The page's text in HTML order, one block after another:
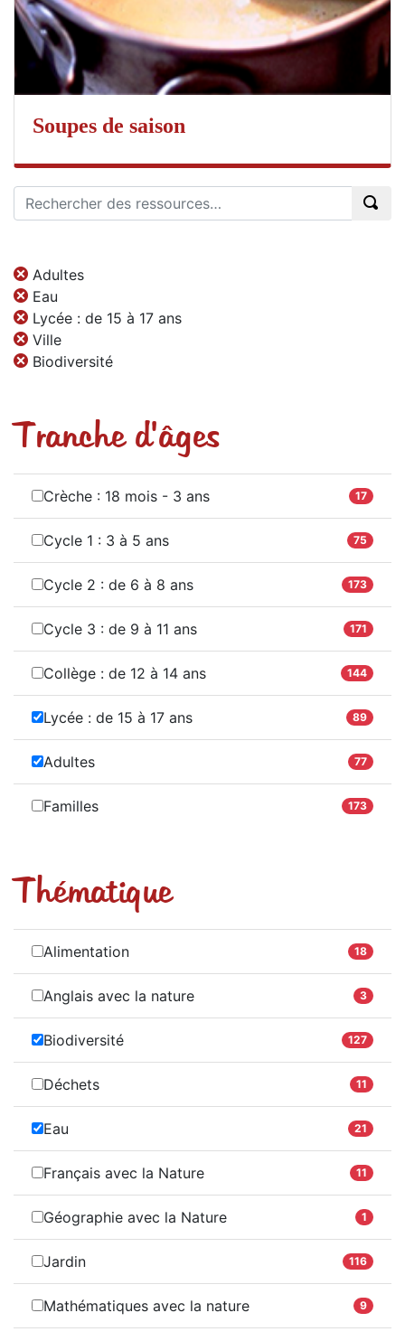
Soupes de saison
Adultes
Eau
Lycée : de 15 à 17 ans
Ville
Biodiversité
Tranche d'âges
Crèche : 18 mois - 3 ans 17
Cycle 1 : 3 à 5 ans 75
Cycle 2 : de 6 à 8 ans 173
Cycle 3 : de 9 à 11 ans 171
Collège : de 12 à 14 ans 144
Lycée : de 15 à 17 ans 89
Adultes 77
Familles 173
Thématique
Alimentation 18
Anglais avec la nature 3
Biodiversité 127
Déchets 11
Eau 21
Français avec la Nature 11
Géographie avec la Nature 1
Jardin 116
Mathématiques avec la nature 9